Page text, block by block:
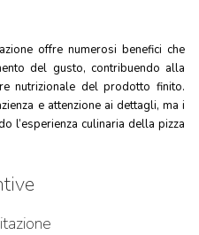
offre numerosi benefici che
del gusto, contribuendo alla
nutrizionale del prodotto finito.
e attenzione ai dettagli, ma i
l’esperienza culinaria della pizza